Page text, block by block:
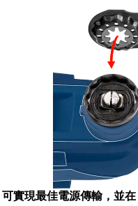
實現最佳電源傳輸，並